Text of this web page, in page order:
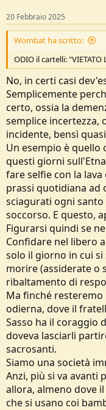
20 Febbraio 2025
Wombat ha scritto:
ODIO il cartelli:
No, in certi casi
Semplicemente
certo, ossia la
semplice incertezza,
incidente, bensì
Un esempio è quello
questi giorni
fare selfie con la
prassi quotidiana ad
sciagurati ogni
soccorso. E questo,
Figurarsi quindi se
Confidare nel libero
solo il giorno in cui si
morire (assiderate o
ribaltamento di
Ma finché
odierna, dove il
Sasso ha il coraggio
doveva lasciarli
sacrosanti.
Siamo una società
Anzi, più si va avanti
allora, almeno dove
che si usano coi